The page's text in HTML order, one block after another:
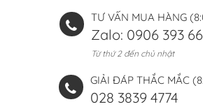
TƯ VẤN MUA HÀNG
Zalo: 0906 393
Từ thứ 2 đến chủ nhật
GIẢI ĐÁP THẮC MẮC
028 3839 4774